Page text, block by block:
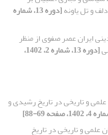
و تل یاونه
[دوره 13، شماره
ایران عصر صفوی از منظر
[دوره 13، شماره 2، 1402،
و تاریخی در تاریخ رشیدی و
علمی و تاریخی در تاریخ